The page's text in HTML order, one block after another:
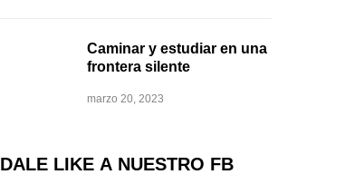
Caminar y estudiar en una
frontera silente
marzo 20, 2023
DALE LIKE A NUESTRO FB